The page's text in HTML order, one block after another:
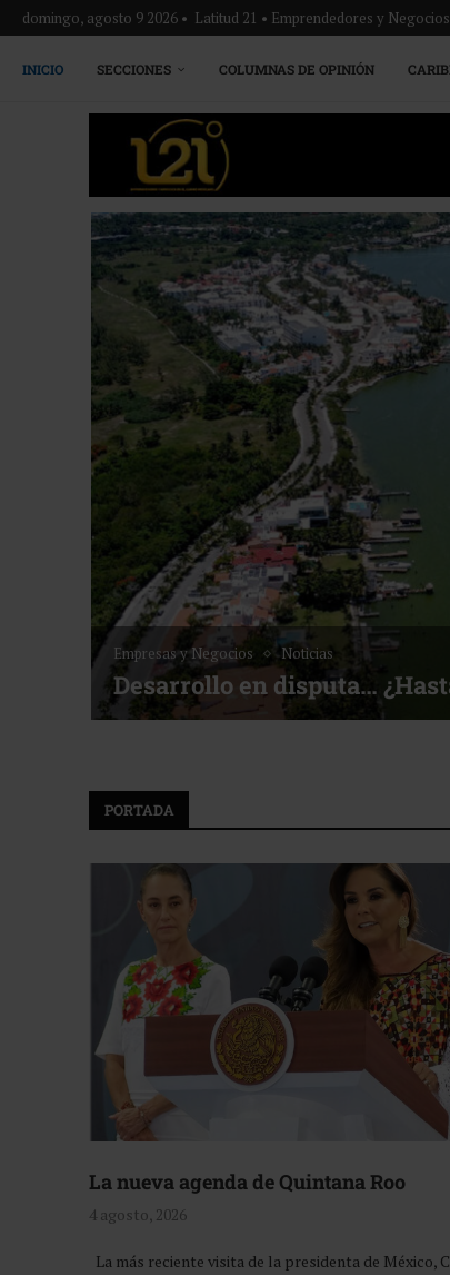
domingo, agosto 9 2026 • Latitud 21 • Emprendedores y
INICIO SECCIONES COLUMNAS DE OPINIÓN
Empresas y Negocios Noticias
Desarrollo en disputa…
PORTADA
La nueva agenda de Quintana Roo
4 agosto, 2026
La más reciente visita de la presidenta de México,